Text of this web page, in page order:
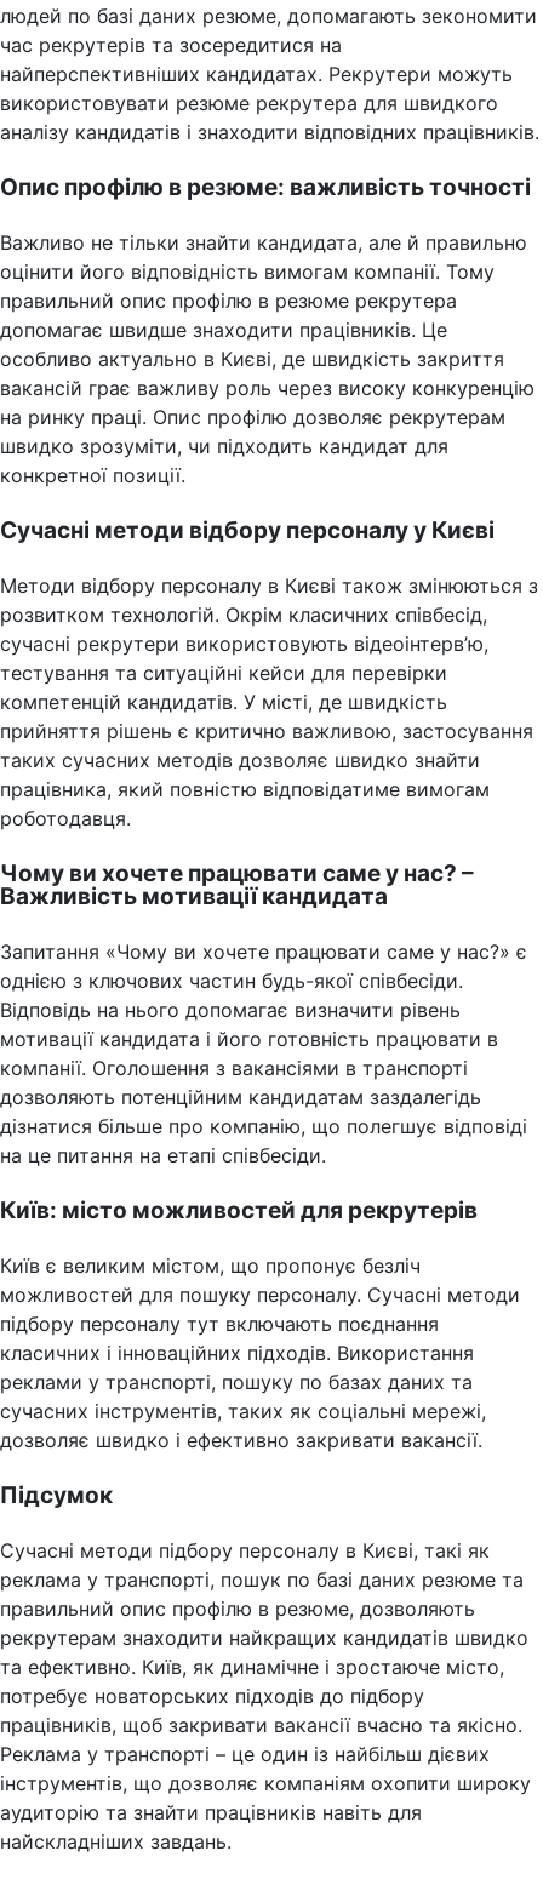
людей по базі даних резюме, допомагають зекономити
час рекрутерів та зосередитися на
найперспективніших кандидатах. Рекрутери можуть
використовувати резюме рекрутера для швидкого
аналізу кандидатів і знаходити відповідних працівників.
Опис профілю в резюме: важливість точності
Важливо не тільки знайти кандидата, але й правильно
оцінити його відповідність вимогам компанії. Тому
правильний опис профілю в резюме рекрутера
допомагає швидше знаходити працівників. Це
особливо актуально в Києві, де швидкість закриття
вакансій грає важливу роль через високу конкуренцію
на ринку праці. Опис профілю дозволяє рекрутерам
швидко зрозуміти, чи підходить кандидат для
конкретної позиції.
Сучасні методи відбору персоналу у Києві
Методи відбору персоналу в Києві також змінюються з
розвитком технологій. Окрім класичних співбесід,
сучасні рекрутери використовують відеоінтерв’ю,
тестування та ситуаційні кейси для перевірки
компетенцій кандидатів. У місті, де швидкість
прийняття рішень є критично важливою, застосування
таких сучасних методів дозволяє швидко знайти
працівника, який повністю відповідатиме вимогам
роботодавця.
Чому ви хочете працювати саме у нас? –
Важливість мотивації кандидата
Запитання «Чому ви хочете працювати саме у нас?» є
однією з ключових частин будь-якої співбесіди.
Відповідь на нього допомагає визначити рівень
мотивації кандидата і його готовність працювати в
компанії. Оголошення з вакансіями в транспорті
дозволяють потенційним кандидатам заздалегідь
дізнатися більше про компанію, що полегшує відповіді
на це питання на етапі співбесіди.
Київ: місто можливостей для рекрутерів
Київ є великим містом, що пропонує безліч
можливостей для пошуку персоналу. Сучасні методи
підбору персоналу тут включають поєднання
класичних і інноваційних підходів. Використання
реклами у транспорті, пошуку по базах даних та
сучасних інструментів, таких як соціальні мережі,
дозволяє швидко і ефективно закривати вакансії.
Підсумок
Сучасні методи підбору персоналу в Києві, такі як
реклама у транспорті, пошук по базі даних резюме та
правильний опис профілю в резюме, дозволяють
рекрутерам знаходити найкращих кандидатів швидко
та ефективно. Київ, як динамічне і зростаюче місто,
потребує новаторських підходів до підбору
працівників, щоб закривати вакансії вчасно та якісно.
Реклама у транспорті – це один із найбільш дієвих
інструментів, що дозволяє компаніям охопити широку
аудиторію та знайти працівників навіть для
найскладніших завдань.